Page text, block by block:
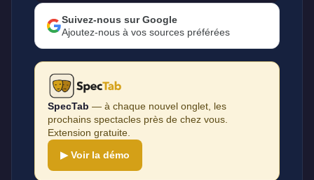
Suivez-nous sur Google
Ajoutez-nous à vos sources préférées
SpecTab — à chaque nouvel onglet, les
prochains spectacles près de chez vous.
Extension gratuite.
▶ Voir la démo